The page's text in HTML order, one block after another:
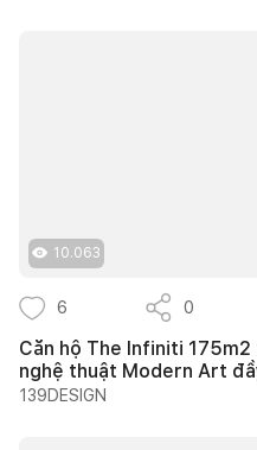
10.063
6 0
Căn hộ The Infiniti
nghệ thuật Modern Art
139DESIGN